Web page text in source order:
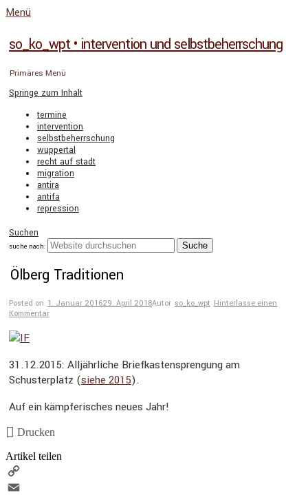
Menü
so_ko_wpt • intervention und selbstbeherrschung
Primäres Menü
Springe zum Inhalt
termine
intervention
selbstbeherrschung
wuppertal
recht auf stadt
migration
antira
antifa
repression
Suchen
suche nach:
Ölberg Traditionen
Posted on 1. Januar 201629. April 2018Autor so_ko_wpt Hinterlasse einen
Kommentar
31.12.2015: Alljährliche Briefkastensprengung am
Schusterplatz (siehe 2015).
Auf ein kämpferisches neues Jahr!
Drucken
Artikel teilen
Copy